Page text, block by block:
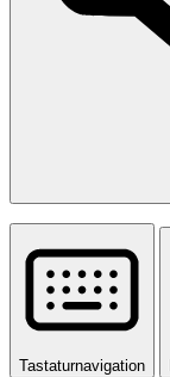
Tastaturnavigation